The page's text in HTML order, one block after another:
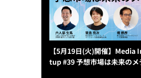
【5月19日(火)開催】
tup #39 予想市場は未来のメ